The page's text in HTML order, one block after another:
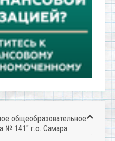
общеобразовательное
№ 141" г.о. Самара